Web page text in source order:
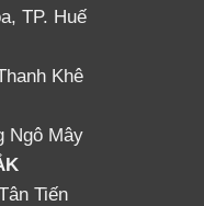
TP. Huế
Khê
Ngô Mây
Tiến